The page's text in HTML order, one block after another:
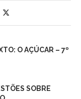
O AÇÚCAR – 7º
SOBRE